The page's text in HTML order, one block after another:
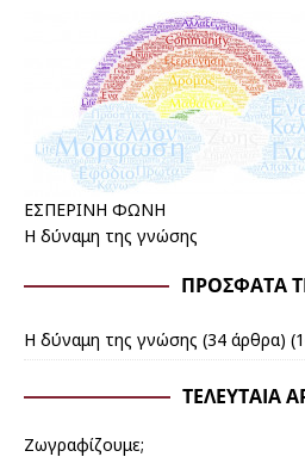
ΕΣΠΕΡΙΝΗ ΦΩΝΗ
Η δύναμη της γνώσης
ΠΡΌΣΦΑΤΑ
Η δύναμη της γνώσης (34 άρθρα)
ΤΕΛΕΥΤΑΊΑ
Ζωγραφίζουμε;